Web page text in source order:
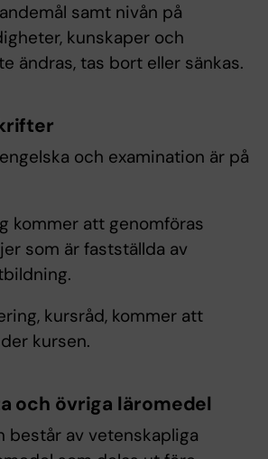
samt nivån på
kunskaper och
ändras, tas bort eller sänkas.
och examination är på
kommer att genomföras
som är fastställda av
kursråd, kommer att
kursen.
och övriga läromedel
består av vetenskapliga